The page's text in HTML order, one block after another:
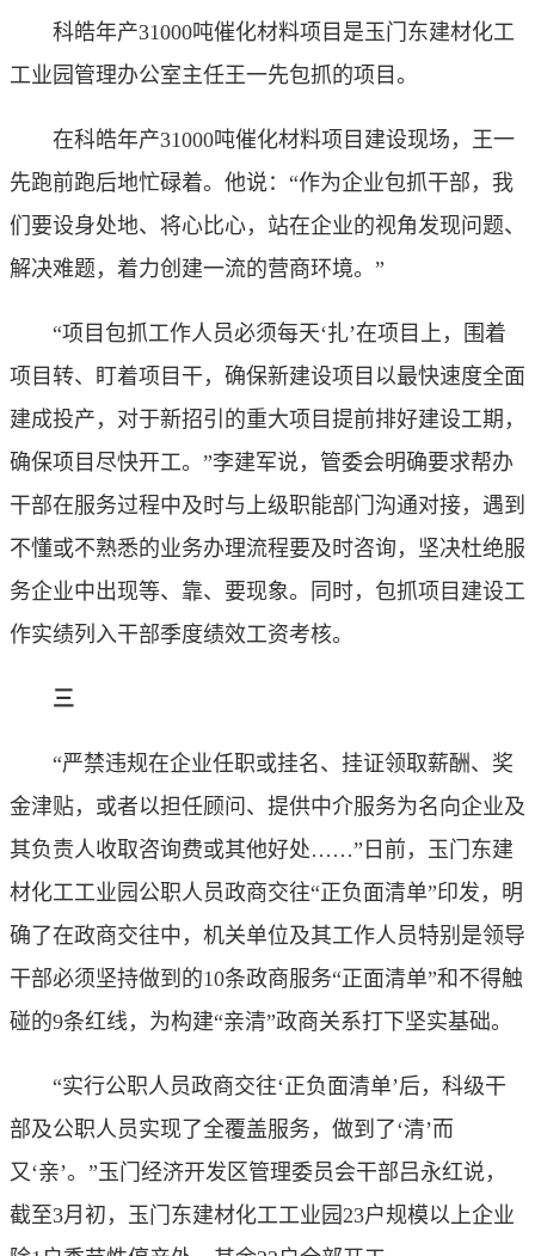
科皓年产31000吨催化材料项目是玉门东建材化工
工业园管理办公室主任王一先包抓的项目。
在科皓年产31000吨催化材料项目建设现场，王一
先跑前跑后地忙碌着。他说：“作为企业包抓干部，我
们要设身处地、将心比心，站在企业的视角发现问题、
解决难题，着力创建一流的营商环境。”
“项目包抓工作人员必须每天‘扎’在项目上，围着
项目转、盯着项目干，确保新建设项目以最快速度全面
建成投产，对于新招引的重大项目提前排好建设工期，
确保项目尽快开工。”李建军说，管委会明确要求帮办
干部在服务过程中及时与上级职能部门沟通对接，遇到
不懂或不熟悉的业务办理流程要及时咨询，坚决杜绝服
务企业中出现等、靠、要现象。同时，包抓项目建设工
作实绩列入干部季度绩效工资考核。
三
“严禁违规在企业任职或挂名、挂证领取薪酬、奖
金津贴，或者以担任顾问、提供中介服务为名向企业及
其负责人收取咨询费或其他好处……”日前，玉门东建
材化工工业园公职人员政商交往“正负面清单”印发，明
确了在政商交往中，机关单位及其工作人员特别是领导
干部必须坚持做到的10条政商服务“正面清单”和不得触
碰的9条红线，为构建“亲清”政商关系打下坚实基础。
“实行公职人员政商交往‘正负面清单’后，科级干
部及公职人员实现了全覆盖服务，做到了‘清’而
又‘亲’。”玉门经济开发区管理委员会干部吕永红说，
截至3月初，玉门东建材化工工业园23户规模以上企业